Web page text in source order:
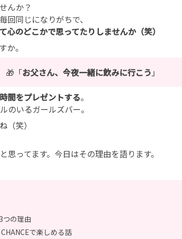
んか？
同じになりがちで、
心のどこかで思ってたりしませんか（笑）
か。
🎁「お父さん、今夜一緒に飲みに行こう 」
間をプレゼントする。
のいるガールズバー。
笑）
ってます。今日はその理由を語ります。
つの理由
で楽しめる話